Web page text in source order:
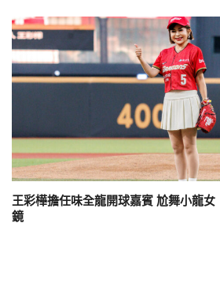
王彩樺擔任味全龍開球嘉賓 尬舞小龍
鏡